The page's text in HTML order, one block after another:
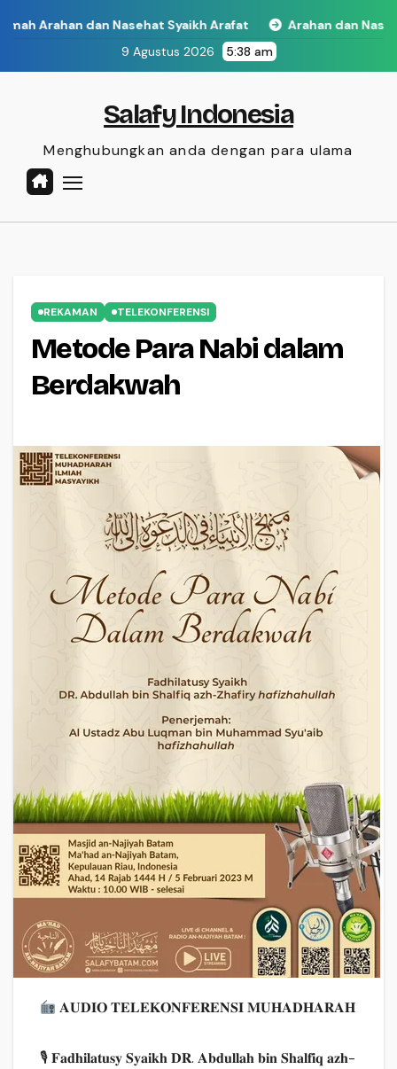
dan Nasehat Syaikh Arafat Arahan dan Nasehat
9 Agustus 2026
5:38 am
Salafy Indonesia
Menghubungkan anda dengan para ulama
REKAMAN TELEKONFERENSI
Metode Para Nabi dalam
Berdakwah
𝐀𝐔𝐃𝐈𝐎 𝐓𝐄𝐋𝐄𝐊𝐎𝐍𝐅𝐄𝐑𝐄𝐍𝐒𝐈 𝐌𝐔𝐇𝐀𝐃𝐇𝐀𝐑𝐀𝐇
🎙 𝐅𝐚𝐝𝐡𝐢𝐥𝐚𝐭𝐮𝐬𝐲 𝐒𝐲𝐚𝐢𝐤𝐡 𝐃𝐑. 𝐀𝐛𝐝𝐮𝐥𝐥𝐚𝐡 𝐛𝐢𝐧 𝐒𝐡𝐚𝐥𝐟𝐢𝐪 𝐚𝐳𝐡-